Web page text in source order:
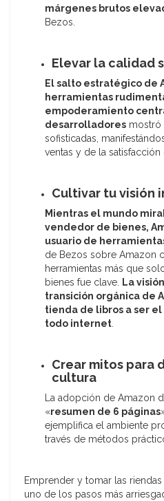
márgenes brutos
Bezos.
Elevar la calidad
El salto estratégico de
herramientas
empoderamiento
desarrolladores mostró
sofisticadas,
ventas y de la
Cultivar tu visión
Mientras el mundo
vendedor de bienes,
usuario de
de Bezos sobre Amazon
herramientas más que
bienes fue clave. La
transición orgánica de
tienda de libros a ser
todo internet.
Crear mitos para
cultura
La adopción de Amazon
«resumen de 6 páginas
ejemplifica el ambiente
través de métodos
Emprender y tomar las
uno de los pasos más